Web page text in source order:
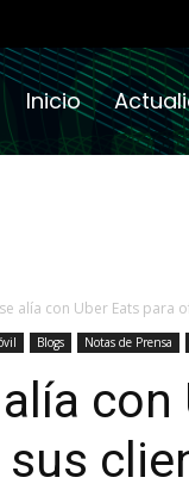
Inicio
alía con Uber Eats para
Blogs Notas de Prensa
con